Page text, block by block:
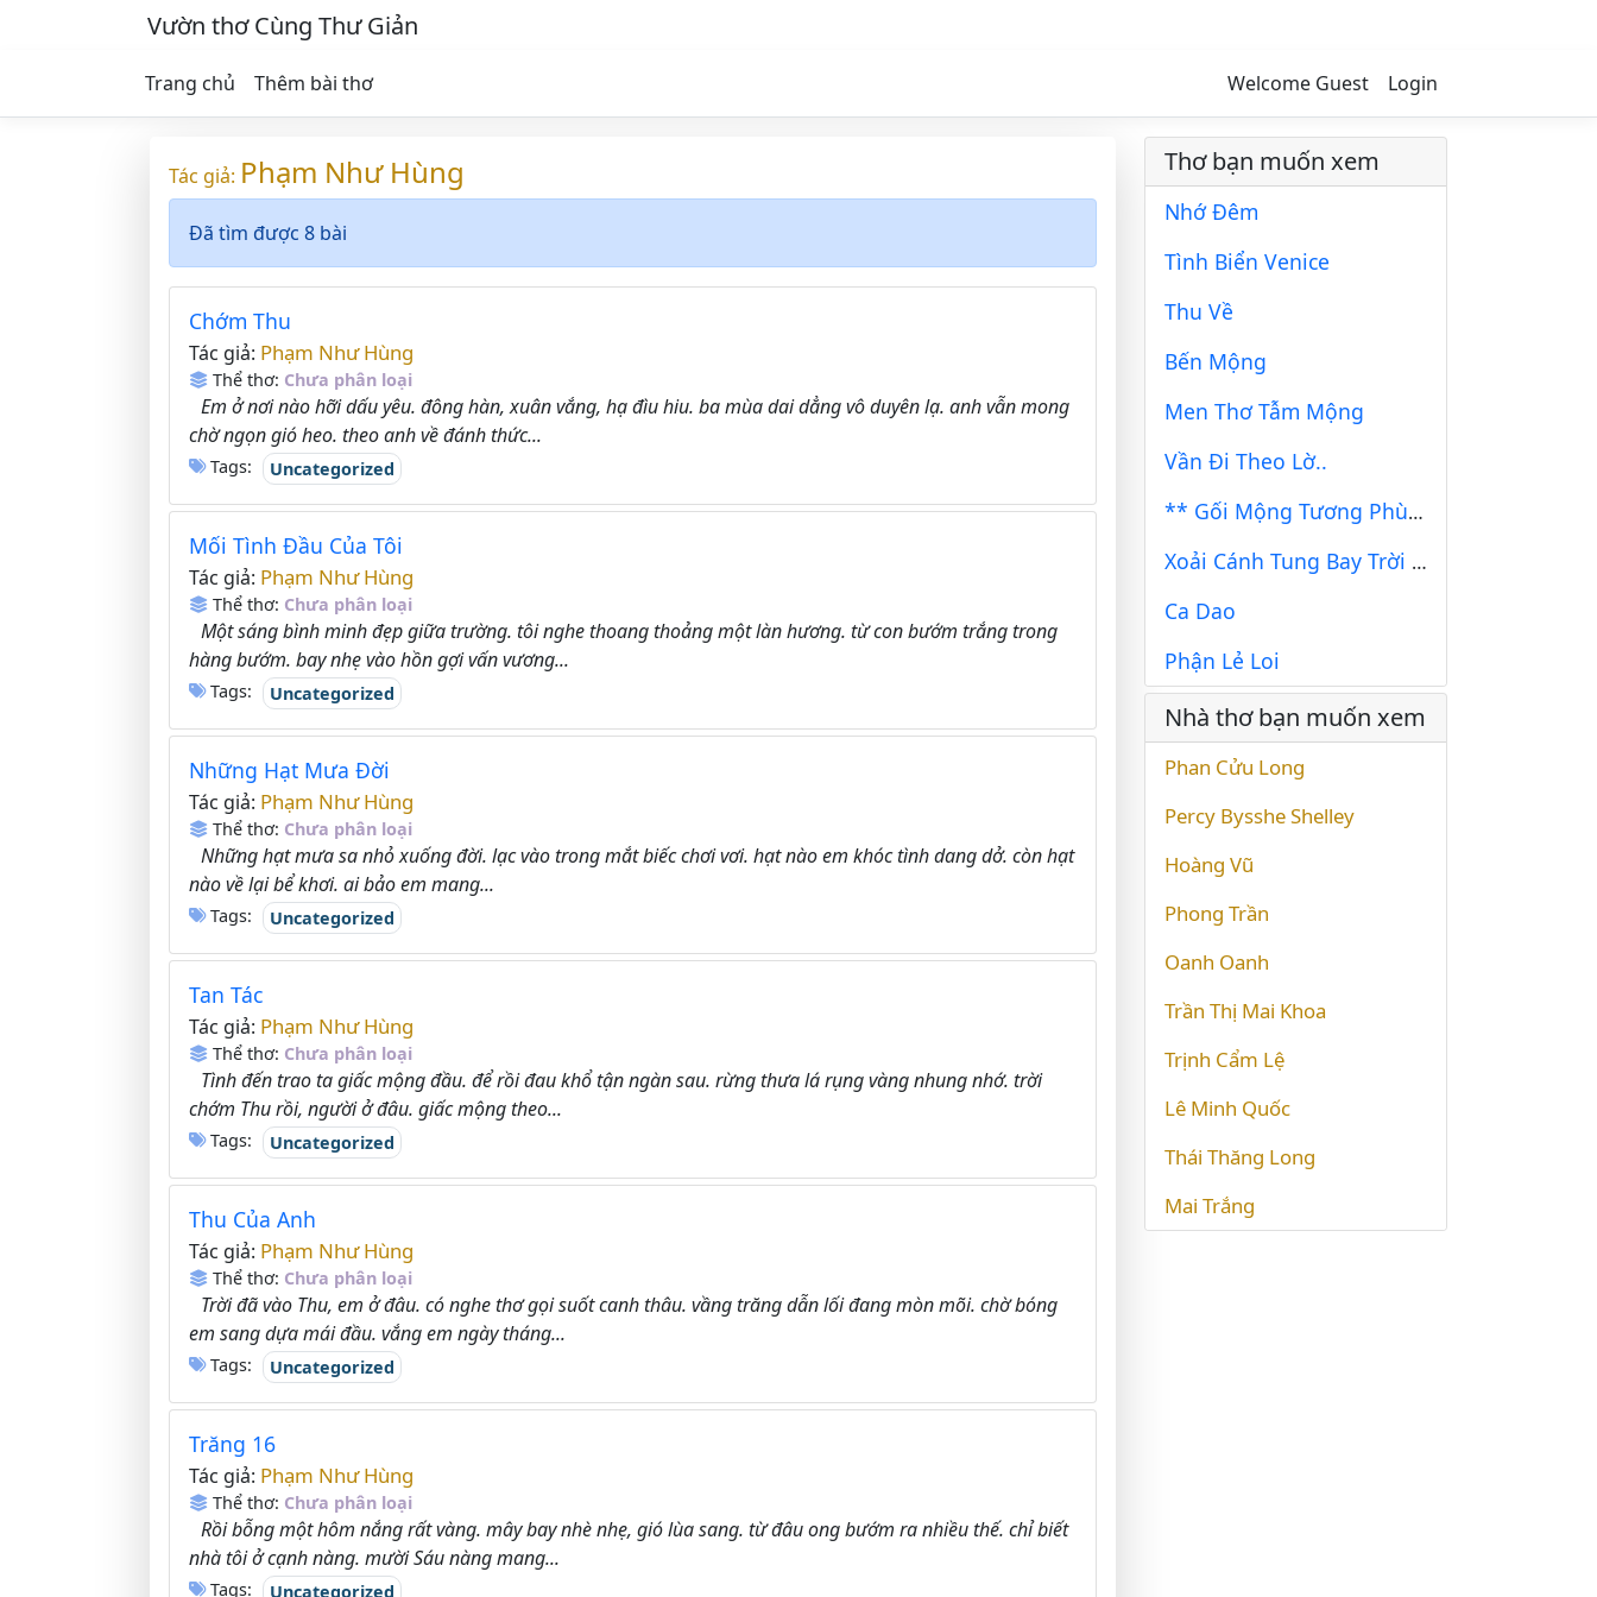
Vườn thơ Cùng Thư Giản
Trang chủ Thêm bài thơ Welcome Guest Login
Tác giả: Phạm Như Hùng
Đã tìm được 8 bài
Chớm Thu
Tác giả: Phạm Như Hùng
Thể thơ: Chưa phân loại
Em ở nơi nào hỡi dấu yêu. đông hàn, xuân vắng, hạ đìu hiu. ba mùa dai dẳng vô duyên lạ. anh vẫn mong
chờ ngọn gió heo. theo anh về đánh thức...
Tags: Uncategorized
Mối Tình Đầu Của Tôi
Tác giả: Phạm Như Hùng
Thể thơ: Chưa phân loại
Một sáng bình minh đẹp giữa trường. tôi nghe thoang thoảng một làn hương. từ con bướm trắng trong
hàng bướm. bay nhẹ vào hồn gợi vấn vương...
Tags: Uncategorized
Những Hạt Mưa Đời
Tác giả: Phạm Như Hùng
Thể thơ: Chưa phân loại
Những hạt mưa sa nhỏ xuống đời. lạc vào trong mắt biếc chơi vơi. hạt nào em khóc tình dang dở. còn hạt
nào về lại bể khơi. ai bảo em mang...
Tags: Uncategorized
Tan Tác
Tác giả: Phạm Như Hùng
Thể thơ: Chưa phân loại
Tình đến trao ta giấc mộng đầu. để rồi đau khổ tận ngàn sau. rừng thưa lá rụng vàng nhung nhớ. trời
chớm Thu rồi, người ở đâu. giấc mộng theo...
Tags: Uncategorized
Thu Của Anh
Tác giả: Phạm Như Hùng
Thể thơ: Chưa phân loại
Trời đã vào Thu, em ở đâu. có nghe thơ gọi suốt canh thâu. vầng trăng dẫn lối đang mòn mõi. chờ bóng
em sang dựa mái đầu. vắng em ngày tháng...
Tags: Uncategorized
Trăng 16
Tác giả: Phạm Như Hùng
Thể thơ: Chưa phân loại
Rồi bỗng một hôm nắng rất vàng. mây bay nhè nhẹ, gió lùa sang. từ đâu ong bướm ra nhiều thế. chỉ biết
nhà tôi ở cạnh nàng. mười Sáu nàng mang...
Tags: Uncategorized
Thơ bạn muốn xem
Nhớ Đêm
Tình Biển Venice
Thu Về
Bến Mộng
Men Thơ Tẫm Mộng
Vần Đi Theo Lờ..
** Gối Mộng Tương Phùng **
Xoải Cánh Tung Bay Trời Biển Cơ Đồ 1
Ca Dao
Phận Lẻ Loi
Nhà thơ bạn muốn xem
Phan Cửu Long
Percy Bysshe Shelley
Hoàng Vũ
Phong Trần
Oanh Oanh
Trần Thị Mai Khoa
Trịnh Cẩm Lệ
Lê Minh Quốc
Thái Thăng Long
Mai Trắng